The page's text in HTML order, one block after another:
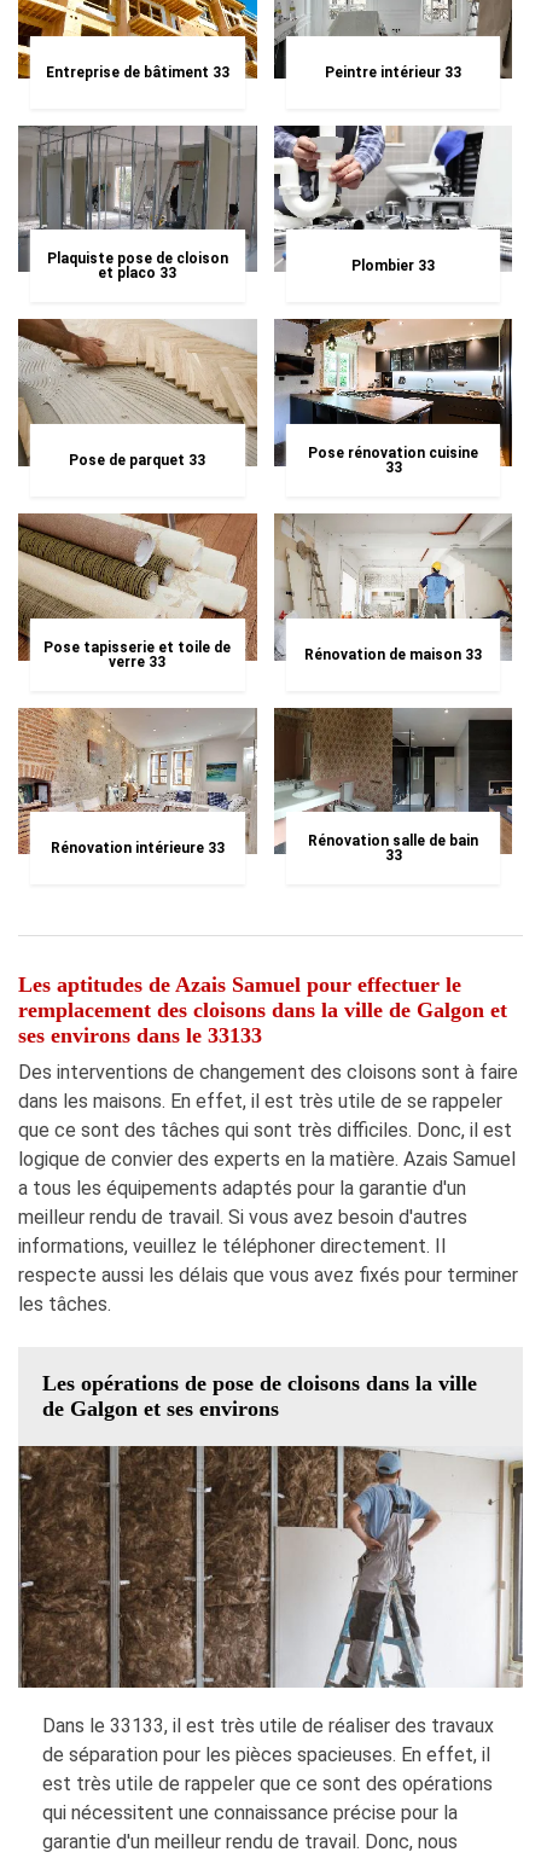
Entreprise de bâtiment 33 Peintre intérieur 33
Plaquiste pose de cloison
et placo 33
Plombier 33
Pose de parquet 33
Pose rénovation cuisine
33
Pose tapisserie et toile de
verre 33
Rénovation de maison 33
Rénovation intérieure 33
Rénovation salle de bain
33
Les aptitudes de Azais Samuel pour effectuer le
remplacement des cloisons dans la ville de Galgon et
ses environs dans le 33133
Des interventions de changement des cloisons sont à faire
dans les maisons. En effet, il est très utile de se rappeler
que ce sont des tâches qui sont très difficiles. Donc, il est
logique de convier des experts en la matière. Azais Samuel
a tous les équipements adaptés pour la garantie d'un
meilleur rendu de travail. Si vous avez besoin d'autres
informations, veuillez le téléphoner directement. Il
respecte aussi les délais que vous avez fixés pour terminer
les tâches.
Les opérations de pose de cloisons dans la ville
de Galgon et ses environs
Dans le 33133, il est très utile de réaliser des travaux
de séparation pour les pièces spacieuses. En effet, il
est très utile de rappeler que ce sont des opérations
qui nécessitent une connaissance précise pour la
garantie d'un meilleur rendu de travail. Donc, nous